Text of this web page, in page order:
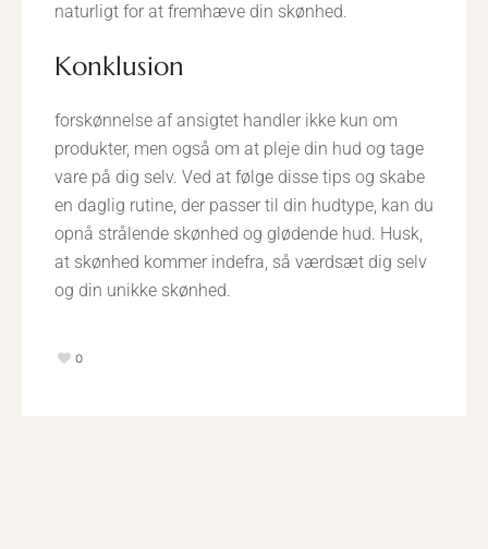
naturligt for at fremhæve din skønhed.
konklusion
forskønnelse af ansigtet handler ikke kun om
produkter, men også om at pleje din hud og tage
vare på dig selv. Ved at følge disse tips og skabe
en daglig rutine, der passer til din hudtype, kan du
opnå strålende skønhed og glødende hud. Husk,
at skønhed kommer indefra, så værdsæt dig selv
og din unikke skønhed.
0